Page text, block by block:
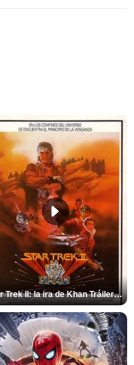
Star Trek II: la ira de Khan Tráiler VO